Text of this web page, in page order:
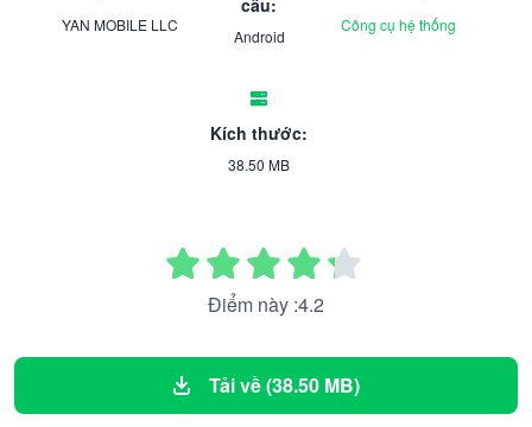
YAN MOBILE LLC
cầu:
Android
Công cụ hệ thống
Kích thước:
38.50 MB
Điểm này :4.2
Tải về (38.50 MB)